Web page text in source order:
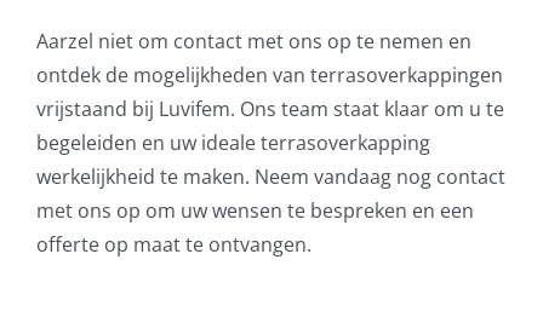
Aarzel niet om contact met ons op te nemen en
ontdek de mogelijkheden van terrasoverkappingen
vrijstaand bij Luvifem. Ons team staat klaar om u te
begeleiden en uw ideale terrasoverkapping
werkelijkheid te maken. Neem vandaag nog contact
met ons op om uw wensen te bespreken en een
offerte op maat te ontvangen.